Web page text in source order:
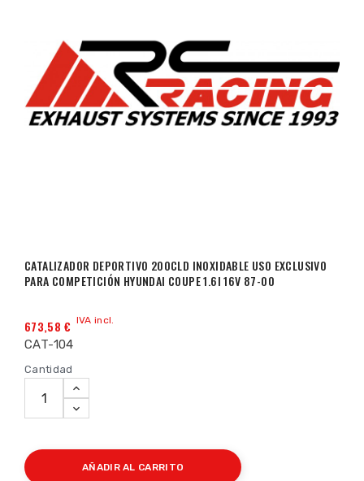
CATALIZADOR DEPORTIVO 200CLD INOXIDABLE USO EXCLUSIVO
PARA COMPETICIÓN HYUNDAI COUPE 1.6I 16V 87-00
673,58 € IVA incl.
CAT-104
Cantidad
AÑADIR AL CARRITO